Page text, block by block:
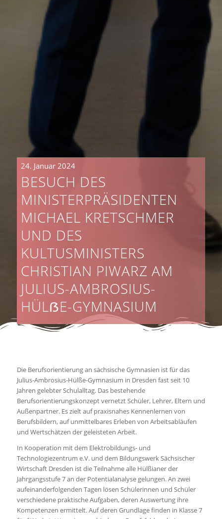
24. Januar 2024
BESUCH DES
MINISTERPRÄSIDENTEN
MICHAEL KRETSCHMER
UND DES
KULTUSMINISTERS
CHRISTIAN PIWARZ AM
JULIUS-AMBROSIUS-
HÜLẞE-GYMNASIUM
Die Berufsorientierung an sächsische Gymnasien ist für das
Julius-Ambrosius-Hülße-Gymnasium in Dresden fast seit 10
Jahren gelebter Schulalltag. Das bestehende
Berufsorientierungskonzept vernetzt Schüler, Lehrer, Eltern und
Außenpartner. Es zielt auf praxisnahes Kennenlernen von
Berufsbildern, auf unmittelbares Erleben von Arbeitsabläufen
und Wertschätzen der geleisteten Arbeit.
In Kooperation mit dem Elektrobildungs- und
Technologiezentrum e.V. und dem Bildungswerk Sächsischer
Wirtschaft Dresden ist die Teilnahme alle Hülßianer der
Jahrgangsstufe 7 an der Potentialanalyse gelungen. An zwei
aufeinanderfolgenden Tagen lösen Schülerinnen und Schüler
verschiedene praktische Aufgaben, deren Auswertung ihre
Kompetenzen ermittelt. Auf deren Grundlage finden in Klasse 7